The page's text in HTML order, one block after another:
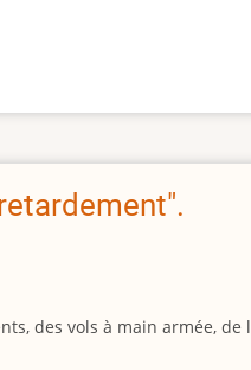
des vols à main armée,